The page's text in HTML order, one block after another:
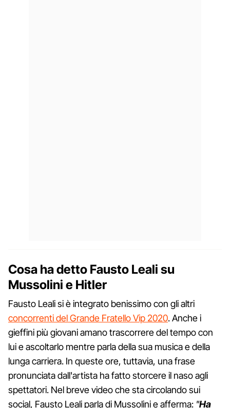
Cosa ha detto Fausto Leali su
Mussolini e Hitler
Fausto Leali si è integrato benissimo con gli altri
concorrenti del Grande Fratello Vip 2020. Anche i
gieffini più giovani amano trascorrere del tempo con
lui e ascoltarlo mentre parla della sua musica e della
lunga carriera. In queste ore, tuttavia, una frase
pronunciata dall'artista ha fatto storcere il naso agli
spettatori. Nel breve video che sta circolando sui
social, Fausto Leali parla di Mussolini e afferma: "Ha